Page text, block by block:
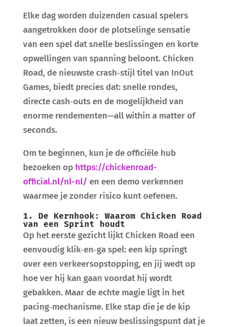
Elke dag worden duizenden casual spelers
aangetrokken door de plotselinge sensatie
van een spel dat snelle beslissingen en korte
opwellingen van spanning beloont. Chicken
Road, de nieuwste crash‑stijl titel van InOut
Games, biedt precies dat: snelle rondes,
directe cash‑outs en de mogelijkheid van
enorme rendementen—all within a matter of
seconds.
Om te beginnen, kun je de officiële hub
bezoeken op https://chickenroad-
official.nl/nl-nl/ en een demo verkennen
waarmee je zonder risico kunt oefenen.
1. De Kernhook: Waarom Chicken Road
van een Sprint houdt
Op het eerste gezicht lijkt Chicken Road een
eenvoudig klik‑en‑ga spel: een kip springt
over een verkeersopstopping, en jij wedt op
hoe ver hij kan gaan voordat hij wordt
gebakken. Maar de echte magie ligt in het
pacing‑mechanisme. Elke stap die je de kip
laat zetten, is een nieuw beslissingspunt dat je